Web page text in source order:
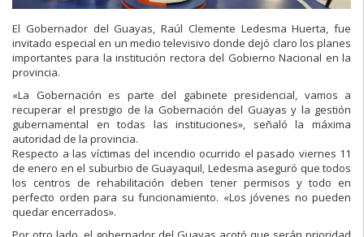
El Gobernador del Guayas, Raúl Clemente Ledesma Huerta, fue
invitado especial en un medio televisivo donde dejó claro los planes
importantes para la institución rectora del Gobierno Nacional en la
provincia.
«La Gobernación es parte del gabinete presidencial, vamos a
recuperar el prestigio de la Gobernación del Guayas y la gestión
gubernamental en todas las instituciones», señaló la máxima
autoridad de la provincia.
Respecto a las víctimas del incendio ocurrido el pasado viernes 11
de enero en el suburbio de Guayaquil, Ledesma aseguró que todos
los centros de rehabilitación deben tener permisos y todo en
perfecto orden para su funcionamiento. «Los jóvenes no pueden
quedar encerrados».